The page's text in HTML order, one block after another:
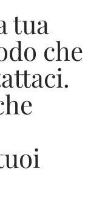
tua
che